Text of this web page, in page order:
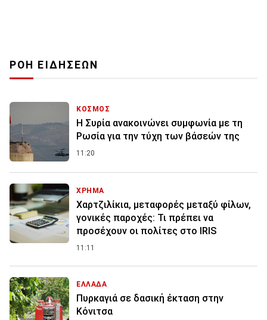
ΡΟΗ ΕΙΔΗΣΕΩΝ
ΚΟΣΜΟΣ
Η Συρία ανακοινώνει συμφωνία με τη
Ρωσία για την τύχη των βάσεών της
11:20
ΧΡΗΜΑ
Χαρτζιλίκια, μεταφορές μεταξύ φίλων,
γονικές παροχές: Τι πρέπει να
προσέχουν οι πολίτες στο IRIS
11:11
ΕΛΛΑΔΑ
Πυρκαγιά σε δασική έκταση στην
Κόνιτσα